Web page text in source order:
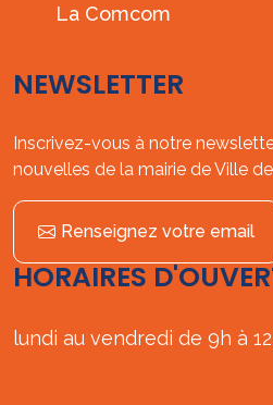
La Comcom
NEWSLETTER
Inscrivez-vous à notre
nouvelles de la mairie de Ville
Renseignez votre email
HORAIRES
lundi au vendredi de 9h à